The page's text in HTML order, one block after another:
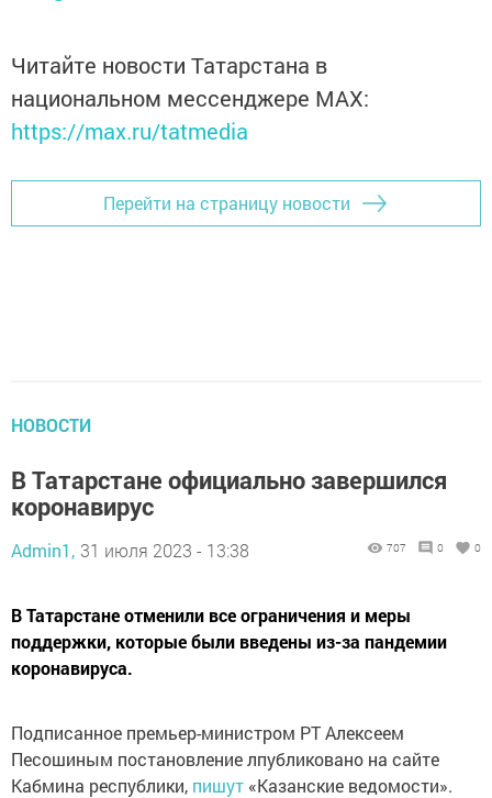
Читайте новости Татарстана в
национальном мессенджере MАХ:
https://max.ru/tatmedia
Перейти на страницу новости
НОВОСТИ
В Татарстане официально завершился
коронавирус
Admin1, 31 июля 2023 - 13:38 707 0 0
В Татарстане отменили все ограничения и меры
поддержки, которые были введены из-за пандемии
коронавируса.
Подписанное премьер-министром РТ Алексеем
Песошиным постановление лпубликовано на сайте
Кабмина республики, пишут «Казанские ведомости».